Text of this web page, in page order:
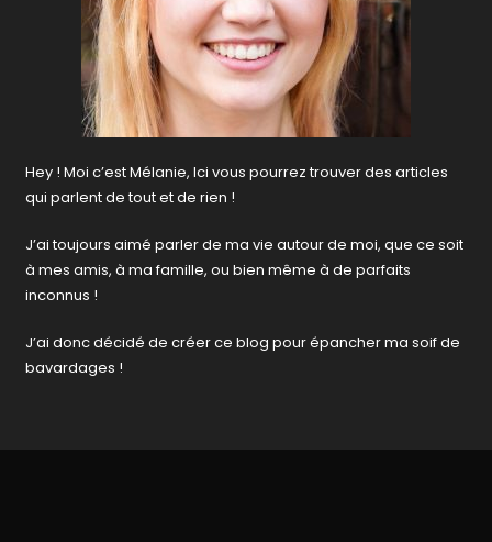
Hey ! Moi c’est Mélanie, Ici vous pourrez trouver des articles
qui parlent de tout et de rien !
J’ai toujours aimé parler de ma vie autour de moi, que ce soit
à mes amis, à ma famille, ou bien même à de parfaits
inconnus !
J’ai donc décidé de créer ce blog pour épancher ma soif de
bavardages !